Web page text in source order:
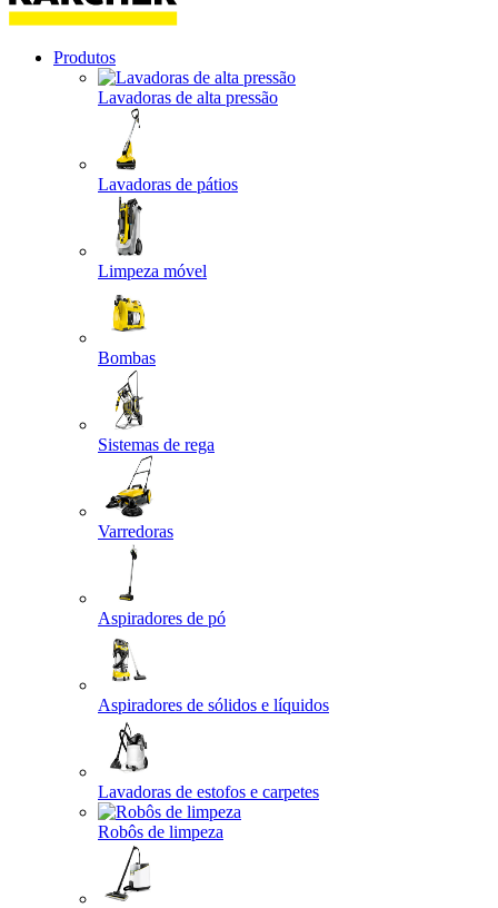
Produtos
Lavadoras de alta pressão
Lavadoras de pátios
Limpeza móvel
Bombas
Sistemas de rega
Varredoras
Aspiradores de pó
Aspiradores de sólidos e líquidos
Lavadoras de estofos e carpetes
Robôs de limpeza